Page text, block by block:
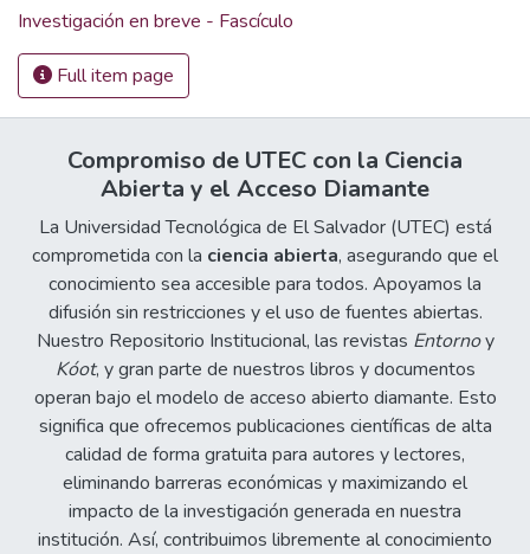
Investigación en breve - Fascículo
Full item page
Compromiso de UTEC con la Ciencia
Abierta y el Acceso Diamante
La Universidad Tecnológica de El Salvador (UTEC) está
comprometida con la ciencia abierta, asegurando que el
conocimiento sea accesible para todos. Apoyamos la
difusión sin restricciones y el uso de fuentes abiertas.
Nuestro Repositorio Institucional, las revistas Entornoy
Kóot, y gran parte de nuestros libros y documentos
operan bajo el modelo de acceso abierto diamante. Esto
significa que ofrecemos publicaciones científicas de alta
calidad de forma gratuita para autores y lectores,
eliminando barreras económicas y maximizando el
impacto de la investigación generada en nuestra
institución. Así, contribuimos libremente al conocimiento